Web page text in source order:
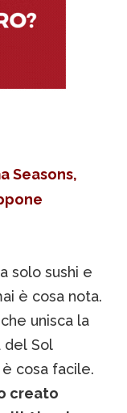
Seasons,
solo sushi e
è cosa nota.
unisca la
del Sol
cosa facile.
creato